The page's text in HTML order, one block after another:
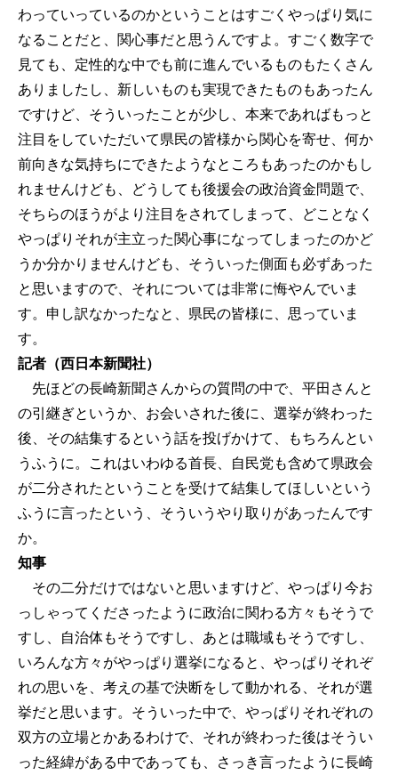
わっていっているのかということはすごくやっぱり気に
なることだと、関心事だと思うんですよ。すごく数字で
見ても、定性的な中でも前に進んでいるものもたくさん
ありましたし、新しいものも実現できたものもあったん
ですけど、そういったことが少し、本来であればもっと
注目をしていただいて県民の皆様から関心を寄せ、何か
前向きな気持ちにできたようなところもあったのかもし
れませんけども、どうしても後援会の政治資金問題で、
そちらのほうがより注目をされてしまって、どことなく
やっぱりそれが主立った関心事になってしまったのかど
うか分かりませんけども、そういった側面も必ずあった
と思いますので、それについては非常に悔やんでいま
す。申し訳なかったなと、県民の皆様に、思っていま
す。
記者（西日本新聞社）
先ほどの長崎新聞さんからの質問の中で、平田さんと
の引継ぎというか、お会いされた後に、選挙が終わった
後、その結集するという話を投げかけて、もちろんとい
うふうに。これはいわゆる首長、自民党も含めて県政会
が二分されたということを受けて結集してほしいという
ふうに言ったという、そういうやり取りがあったんです
か。
知事
その二分だけではないと思いますけど、やっぱり今お
っしゃってくださったように政治に関わる方々もそうで
すし、自治体もそうですし、あとは職域もそうですし、
いろんな方々がやっぱり選挙になると、やっぱりそれぞ
れの思いを、考えの基で決断をして動かれる、それが選
挙だと思います。そういった中で、やっぱりそれぞれの
双方の立場とかあるわけで、それが終わった後はそうい
った経緯がある中であっても、さっき言ったように長崎